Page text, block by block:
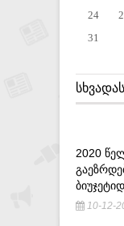
24
31
2020
10-12-